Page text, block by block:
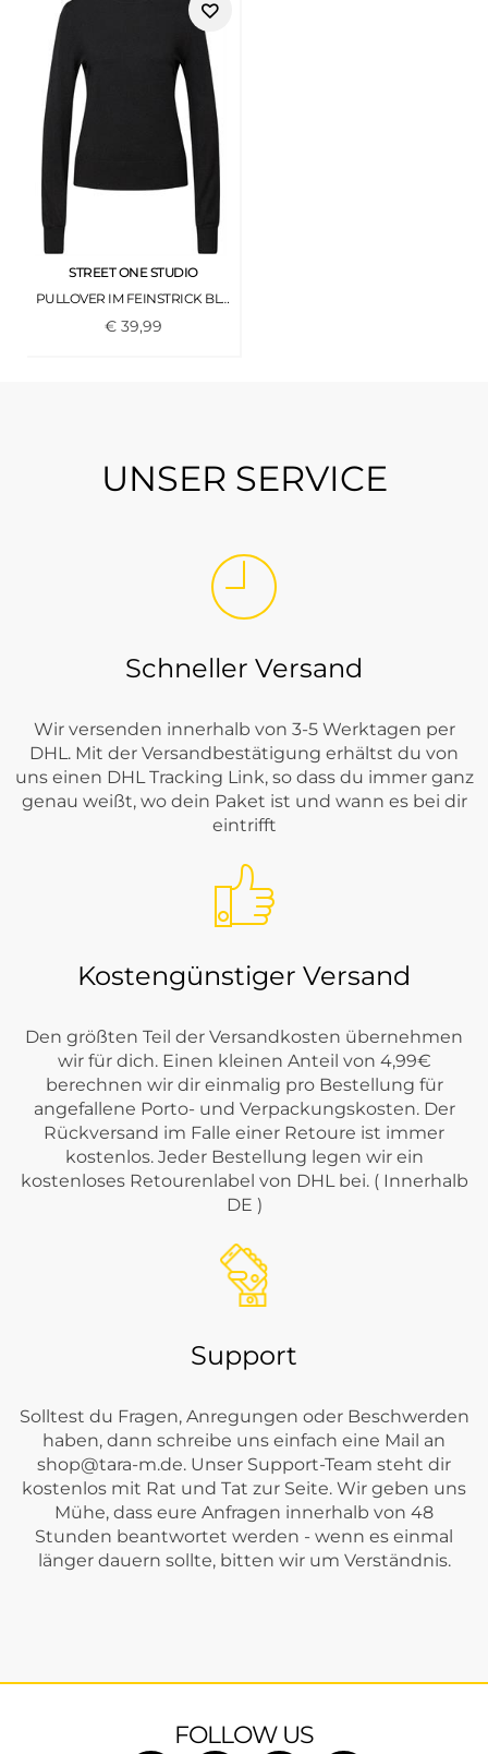
STREET ONE STUDIO
PULLOVER IM FEINSTRICK BLACK
€ 39,99
UNSER SERVICE
Schneller Versand
Wir versenden innerhalb von 3-5 Werktagen per
DHL. Mit der Versandbestätigung erhältst du von
uns einen DHL Tracking Link, so dass du immer ganz
genau weißt, wo dein Paket ist und wann es bei dir
eintrifft
Kostengünstiger Versand
Den größten Teil der Versandkosten übernehmen
wir für dich. Einen kleinen Anteil von 4,99€
berechnen wir dir einmalig pro Bestellung für
angefallene Porto- und Verpackungskosten. Der
Rückversand im Falle einer Retoure ist immer
kostenlos. Jeder Bestellung legen wir ein
kostenloses Retourenlabel von DHL bei. ( Innerhalb
DE )
Support
Solltest du Fragen, Anregungen oder Beschwerden
haben, dann schreibe uns einfach eine Mail an
shop@tara-m.de. Unser Support-Team steht dir
kostenlos mit Rat und Tat zur Seite. Wir geben uns
Mühe, dass eure Anfragen innerhalb von 48
Stunden beantwortet werden - wenn es einmal
länger dauern sollte, bitten wir um Verständnis.
FOLLOW US